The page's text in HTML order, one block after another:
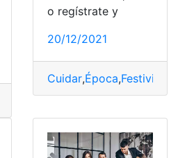
Época,Lluvias,Seguro
o regístrate y
20/12/2021
Cuidar,Época,